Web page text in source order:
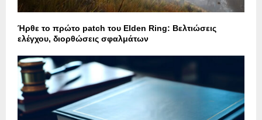
Ήρθε το πρώτο patch του Elden Ring: Βελτιώσεις
ελέγχου, διορθώσεις σφαλμάτων